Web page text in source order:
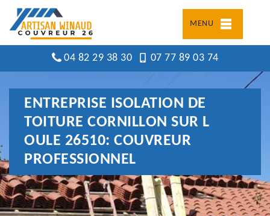
MENU
04 82 29 38 30 07 77 89 03 74
ENTREPRISE ISOLATION DE
TOITURE CORNILLON SUR L
OULE 26510: COUVREUR
PROFESSIONNEL